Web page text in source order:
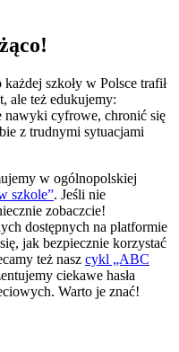
szkoły w Polsce trafił
ale też edukujemy:
nawyki cyfrowe, chronić się
z trudnymi sytuacjami
w ogólnopolskiej
szkole”. Jeśli nie
zobaczcie!
dostępnych na platformie
jak bezpiecznie korzystać
też nasz cykl „ABC
ciekawe hasła
Warto je znać!